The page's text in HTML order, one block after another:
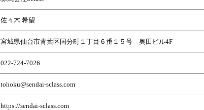
佐々木 希望
宮城県仙台市青葉区国分町１丁目６番１５号 奥田ビル4F
022-724-7026
tohoku@sendai-sclass.com
https://sendai-sclass.com